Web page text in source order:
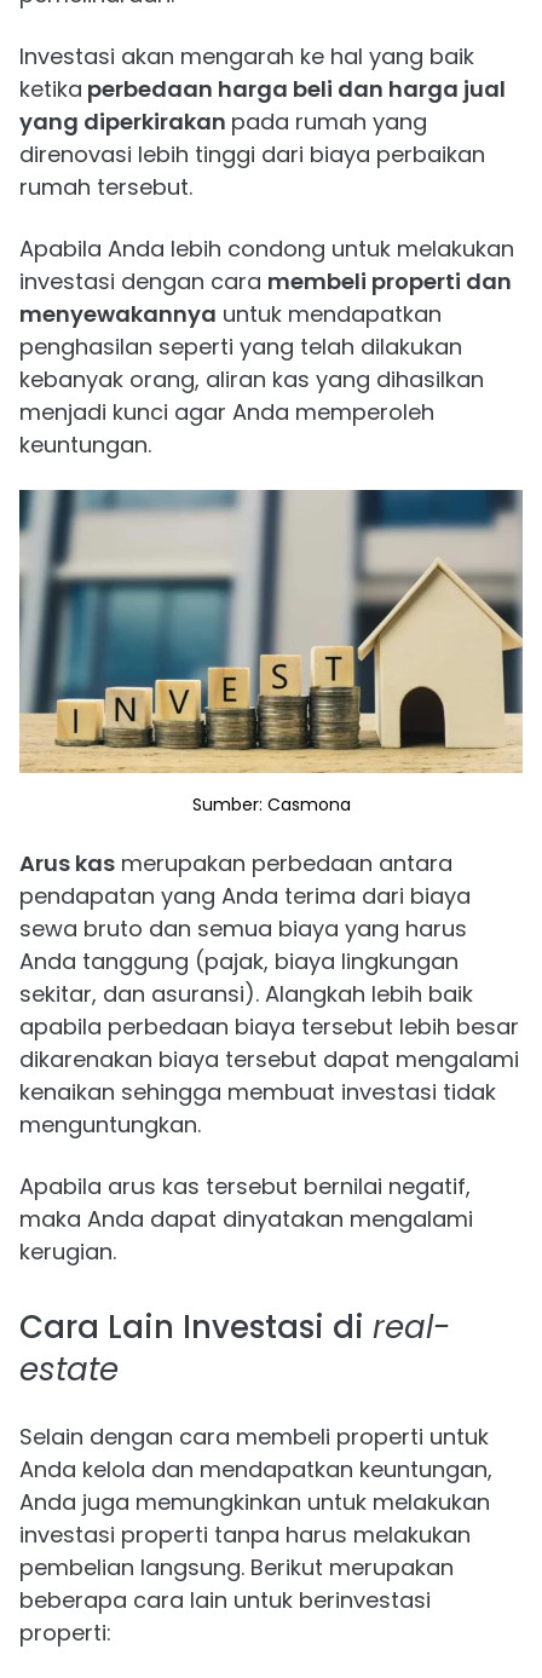
Investasi akan mengarah ke hal yang baik
ketika perbedaan harga beli dan harga jual
yang diperkirakan pada rumah yang
direnovasi lebih tinggi dari biaya perbaikan
rumah tersebut.
Apabila Anda lebih condong untuk melakukan
investasi dengan cara membeli properti dan
menyewakannya untuk mendapatkan
penghasilan seperti yang telah dilakukan
kebanyak orang, aliran kas yang dihasilkan
menjadi kunci agar Anda memperoleh
keuntungan.
Sumber: Casmona
Arus kas merupakan perbedaan antara
pendapatan yang Anda terima dari biaya
sewa bruto dan semua biaya yang harus
Anda tanggung (pajak, biaya lingkungan
sekitar, dan asuransi). Alangkah lebih baik
apabila perbedaan biaya tersebut lebih besar
dikarenakan biaya tersebut dapat mengalami
kenaikan sehingga membuat investasi tidak
menguntungkan.
Apabila arus kas tersebut bernilai negatif,
maka Anda dapat dinyatakan mengalami
kerugian.
Cara Lain Investasi di real-
estate
Selain dengan cara membeli properti untuk
Anda kelola dan mendapatkan keuntungan,
Anda juga memungkinkan untuk melakukan
investasi properti tanpa harus melakukan
pembelian langsung. Berikut merupakan
beberapa cara lain untuk berinvestasi
properti: